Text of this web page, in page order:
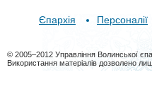
Єпархія Персоналії
© 2005–2012 Управління Волинської
Використання матеріалів дозволено